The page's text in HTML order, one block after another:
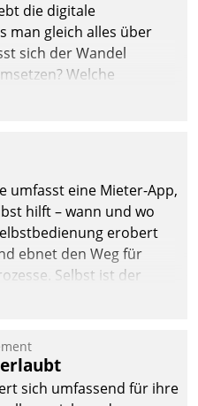
die digitale
man gleich alles über
sich der Wandel
Welche
umfasst eine Mieter-App,
hilft – wann und wo
erobert
ebnet den Weg für
Selbst ist der
sich umfassend für ihre